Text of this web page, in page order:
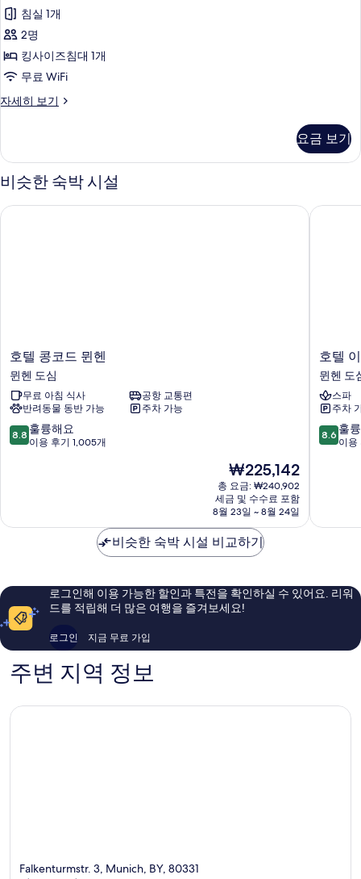
기
기
히
보
기
리
어
더
블
사
모
두
보
기
침실 1개
2명
킹사이즈침대 1개
무료 WiFi
자세히 보기
슈
더
블
룸
세
요금 보기
비슷한 숙박 시설
호
텔
콩
코
드
뮌
헨
호텔 콩코드 뮌헨
뮌헨 도심
무료 아침 식사
공항 교통편
반려동물 동반 가능
주차 가능
10
점
훌
이
후
기
8.8 훌륭해요
이용 후기 1,005개
현
재
요
금
₩225,142
₩225,142
총 요금: ₩240,902
세금 및 수수료 포함
8월 23일 ~ 8월 24일
호텔 콩코드 뮌헨
호
텔
이
사
르
토
르
호텔
뮌헨 도
스파
주차
10
점
훌
이
용
8.6 훌
이용
호텔 이
비슷한 숙박 시설 비교하기
로그인해 이용 가능한 할인과 특전을 확인하실 수 있어요. 리워
드를 적립해 더 많은 여행을 즐겨보세요!
로그인 지금 무료 가입
주변 지역 정보
Falkenturmstr. 3, Munich, BY, 80331